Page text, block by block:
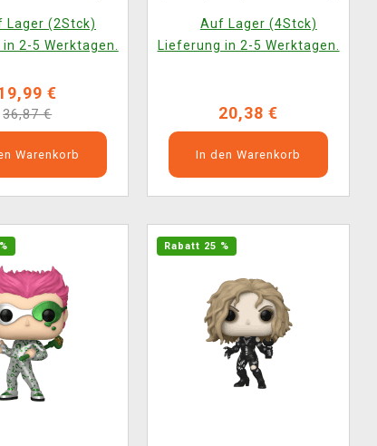
Lager (2Stck)
2-5 Werktagen.
€
36,87 €
Warenkorb
Auf Lager (4Stck)
Lieferung in 2-5 Werktagen.
20,38 €
In den Warenkorb
Rabatt 25 %